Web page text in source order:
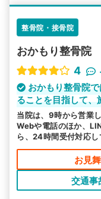
整骨院・接骨院
おかもり整骨院
4
おかもり整骨院
ることを目指して、
当院は、9時から営業
Webや電話のほか、
ら、24時間受付対応
い。
お見
交通事